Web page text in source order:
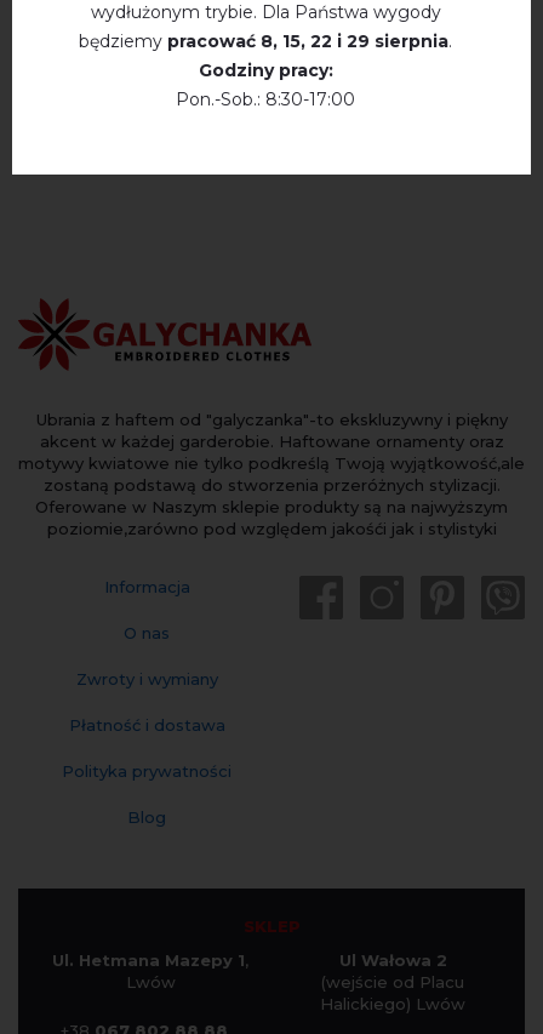
OPINIE O PLAY (KREM)
Немає відгуків про цей товар.
Ubrania z haftem od "galyczanka"-to ekskluzywny i piękny
akcent w każdej garderobie. Haftowane ornamenty oraz
motywy kwiatowe nie tylko podkreślą Twoją wyjątkowość,ale
zostaną podstawą do stworzenia przeróżnych stylizacji.
Oferowane w Naszym sklepie produkty są na najwyższym
poziomie,zarówno pod względem jakośći jak i stylistyki
Informacja
O nas
Zwroty i wymiany
Płatność i dostawa
Polityka prywatności
Blog
SKLEP
Ul. Hetmana Mazepy 1,
Lwów
Ul Wałowa 2
(wejście od Placu
Halickiego) Lwów
wydłużonym trybie. Dla Państwa wygody
będziemy pracować 8, 15, 22 і 29 sierpnia.
Godziny pracy:
Pon.-Sob.: 8:30-17:00